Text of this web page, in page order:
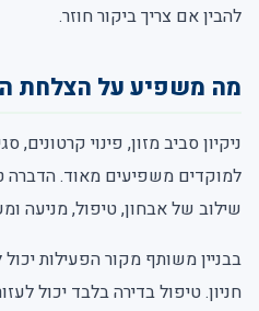
להבין אם צריך ביקור חוזר.
מה משפיע על הצלחת
ניקיון סביב מזון, פינוי
למוקדים משפיעים מאוד. הדברה
שילוב של אבחון, טיפול, מניעה
בבניין משותף מקור הפעילות
חניון. טיפול בדירה בלבד יכול